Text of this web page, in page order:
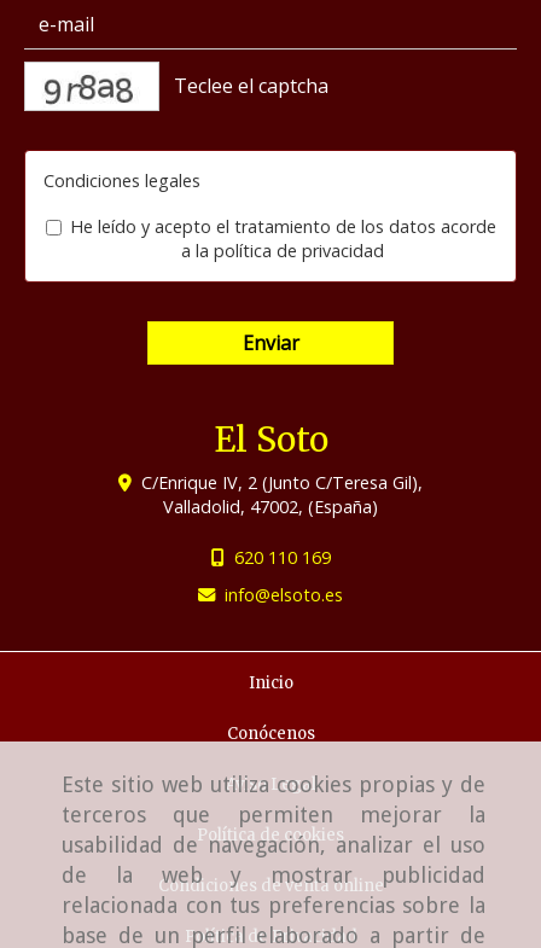
Este sitio web utiliza cookies propias y de
terceros que permiten mejorar la
usabilidad de navegación, analizar el uso
de la web y mostrar publicidad
relacionada con tus preferencias sobre la
base de un perfil elaborado a partir de
Condiciones legales
He leído y acepto el tratamiento de los datos acorde
a la política de privacidad
Enviar
El Soto
C/Enrique IV, 2 (Junto C/Teresa Gil),
Valladolid, 47002, (España)
620 110 169
info
elsoto.es
Inicio
Conócenos
Aviso Legal
Política de cookies
Condiciones de venta online
Política de Privacidad